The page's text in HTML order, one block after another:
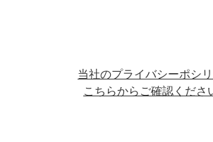
当社のプライバシーポシ
こちらからご確認くださ